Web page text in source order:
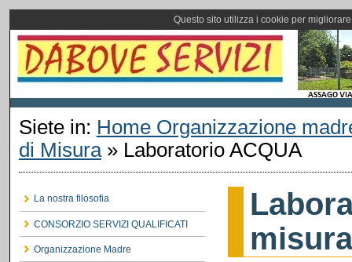
Questo sito utilizza i cookie per
Siete in: Home Organizzazione
di Misura» Laboratorio ACQUA
La nostra filosofia
CONSORZIO SERVIZI QUALIFICATI
Organizzazione Madre